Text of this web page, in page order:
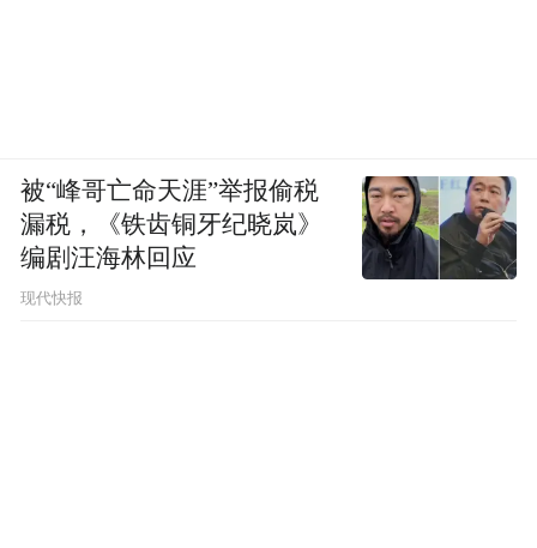
被“峰哥亡命天涯”举报偷税
漏税，《铁齿铜牙纪晓岚》
编剧汪海林回应
现代快报